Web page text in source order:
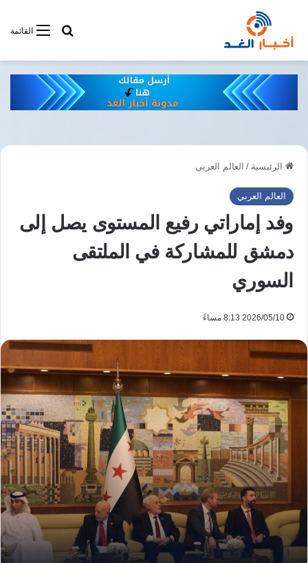
القائمةأبحت فى
الرئيسية / العالم العربي
العالم العربي
وفد إماراتي رفيع المستوى يصل إلى
دمشق للمشاركة في الملتقى
السوري
2026/05/10 8:13 مساءً